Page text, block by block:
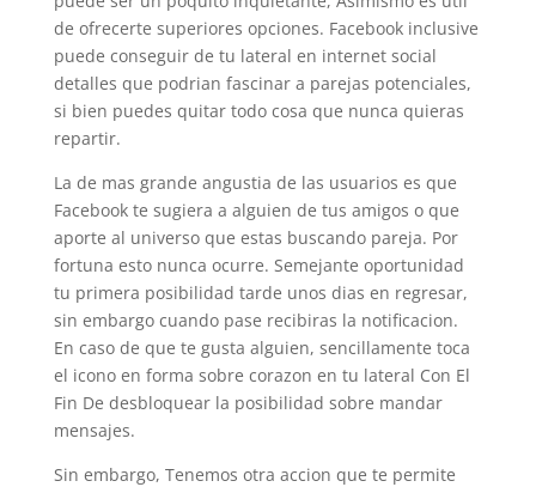
de ofrecerte superiores opciones. Facebook inclusive
puede conseguir de tu lateral en internet social
detalles que podrian fascinar a parejas potenciales,
si bien puedes quitar todo cosa que nunca quieras
repartir.
La de mas grande angustia de las usuarios es que
Facebook te sugiera a alguien de tus amigos o que
aporte al universo que estas buscando pareja. Por
fortuna esto nunca ocurre. Semejante oportunidad
tu primera posibilidad tarde unos dias en regresar,
sin embargo cuando pase recibiras la notificacion.
En caso de que te gusta alguien, sencillamente toca
el icono en forma sobre corazon en tu lateral Con El
Fin De desbloquear la posibilidad sobre mandar
mensajes.
Sin embargo, Tenemos otra accion que te permite